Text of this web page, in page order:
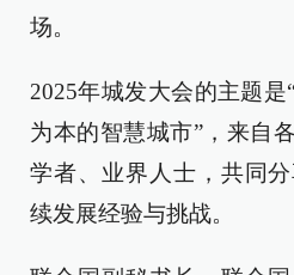
场。
2025年城发大会的主题是
为本的智慧城市”，来自
学者、业界人士，共同
续发展经验与挑战。